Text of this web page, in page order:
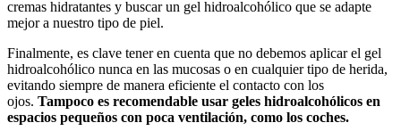
cremas hidratantes y buscar un gel hidroalcohólico que se adapte
mejor a nuestro tipo de piel.
Finalmente, es clave tener en cuenta que no debemos aplicar el gel
hidroalcohólico nunca en las mucosas o en cualquier tipo de herida,
evitando siempre de manera eficiente el contacto con los
ojos. Tampoco es recomendable usar geles hidroalcohólicos en
espacios pequeños con poca ventilación, como los coches.